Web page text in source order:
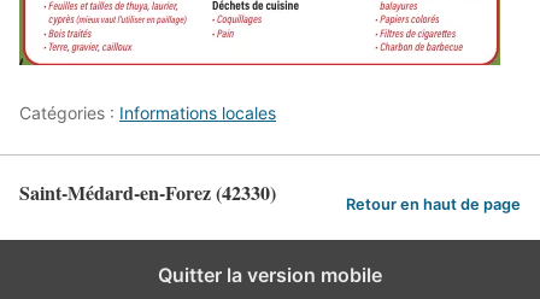
Catégories : Informations locales
Saint-Médard-en-Forez (42330) Retour en haut de page
Quitter la version mobile